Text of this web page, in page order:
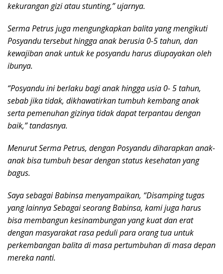
kekurangan gizi atau stunting,” ujarnya.
Serma Petrus juga mengungkapkan balita yang mengikuti
Posyandu tersebut hingga anak berusia 0-5 tahun, dan
kewajiban anak untuk ke posyandu harus diupayakan oleh
ibunya.
“Posyandu ini berlaku bagi anak hingga usia 0- 5 tahun,
sebab jika tidak, dikhawatirkan tumbuh kembang anak
serta pemenuhan gizinya tidak dapat terpantau dengan
baik,” tandasnya.
Menurut Serma Petrus, dengan Posyandu diharapkan anak-
anak bisa tumbuh besar dengan status kesehatan yang
bagus.
Saya sebagai Babinsa menyampaikan, “Disamping tugas
yang lainnya Sebagai seorang Babinsa, kami juga harus
bisa membangun kesinambungan yang kuat dan erat
dengan masyarakat rasa peduli para orang tua untuk
perkembangan balita di masa pertumbuhan di masa depan
mereka nanti.